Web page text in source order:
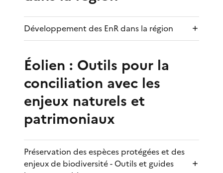
Développement des EnR dans la région
Éolien : Outils pour la
conciliation avec les
enjeux naturels et
patrimoniaux
Préservation des espèces protégées et des
enjeux de biodiversité - Outils et guides